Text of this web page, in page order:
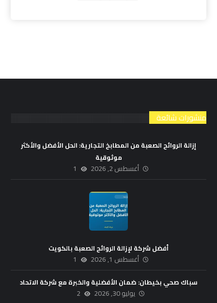
منشورات شائعة
إزالة الروائح الصعبة من المطابخ التجارية: الحل الأفضل والأكثر
موثوقية
أغسطس 2, 2026 1
أفضل شركة لإزالة الروائح الصعبة بالكويت
أغسطس 1, 2026 1
سباك صحي بخيطان: ضمان الأفضلية والخبرة مع شركة الاتحاد
يوليو 30, 2026 2